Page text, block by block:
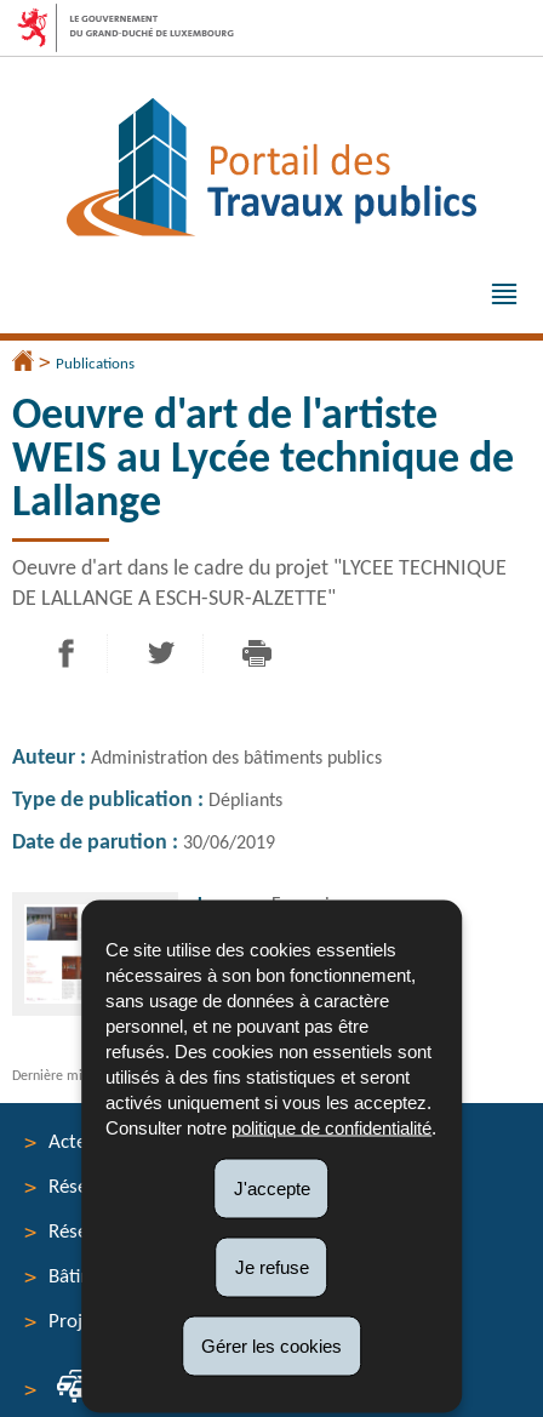
Ce site utilise des cookies essentiels
nécessaires à son bon fonctionnement,
sans usage de données à caractère
personnel, et ne pouvant pas être
refusés. Des cookies non essentiels sont
utilisés à des fins statistiques et seront
activés uniquement si vous les acceptez.
Consulter notre politique de confidentialité.
J'accepte
Je refuse
Gérer les cookies
Aller
Aller
Accueil
> Publications
Oeuvre d'art de l'artiste
WEIS au Lycée technique de
Lallange
Oeuvre d'art dans le cadre du projet "LYCEE TECHNIQUE
DE LALLANGE A ESCH-SUR-ALZETTE"
PARTAGER SUR FACEBOOK
PARTAGER SUR TWITTER
Auteur Administration des bâtiments publics
Type de publication Dépliants
Date de parution 30/06/2019
Langue :Français
TÉLÉCHARGER
Dernière mise à jour31/03/2026
Menu
de
navigation
Acteurs
Réseau routier
Réseau cyclable
Bâtiments et ouvrages
Projets